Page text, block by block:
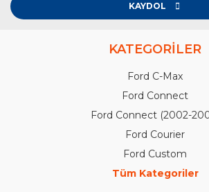
KAYDOL
KATEGORİLER
Ford C-Max
Ford Connect
Ford Connect (2002-
Ford Courier
Ford Custom
Tüm Kategoriler